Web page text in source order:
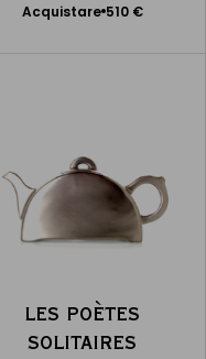
Acquistare 510 €
Aggiungere
LES POÈTES
SOLITAIRES